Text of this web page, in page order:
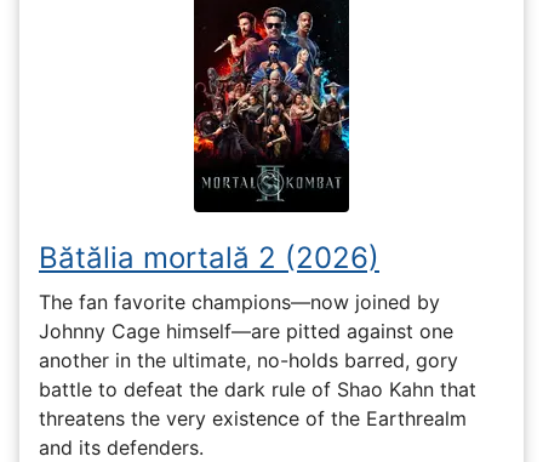
Bătălia mortală 2 (2026)
The fan favorite champions—now joined by
Johnny Cage himself—are pitted against one
another in the ultimate, no-holds barred, gory
battle to defeat the dark rule of Shao Kahn that
threatens the very existence of the Earthrealm
and its defenders.